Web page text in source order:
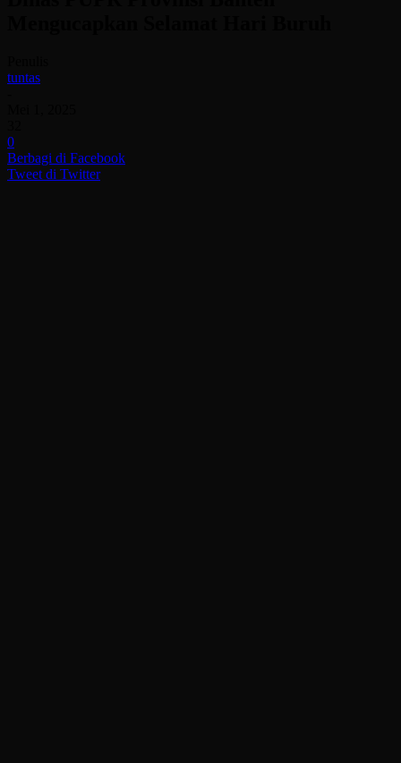
tuntas
0
Berbagi di Facebook
Tweet di Twitter